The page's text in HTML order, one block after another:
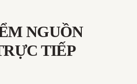
NGUỒN
TIẾP